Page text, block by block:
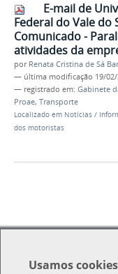
E-mail de
Federal do Vale do
Comunicado -
atividades da
por Renata Cristina de Sá
— última modificação 19/
— registrado em: Gabinete
Proae, Transporte
Localizado em Notícias /
dos motoristas
Usamoscookies